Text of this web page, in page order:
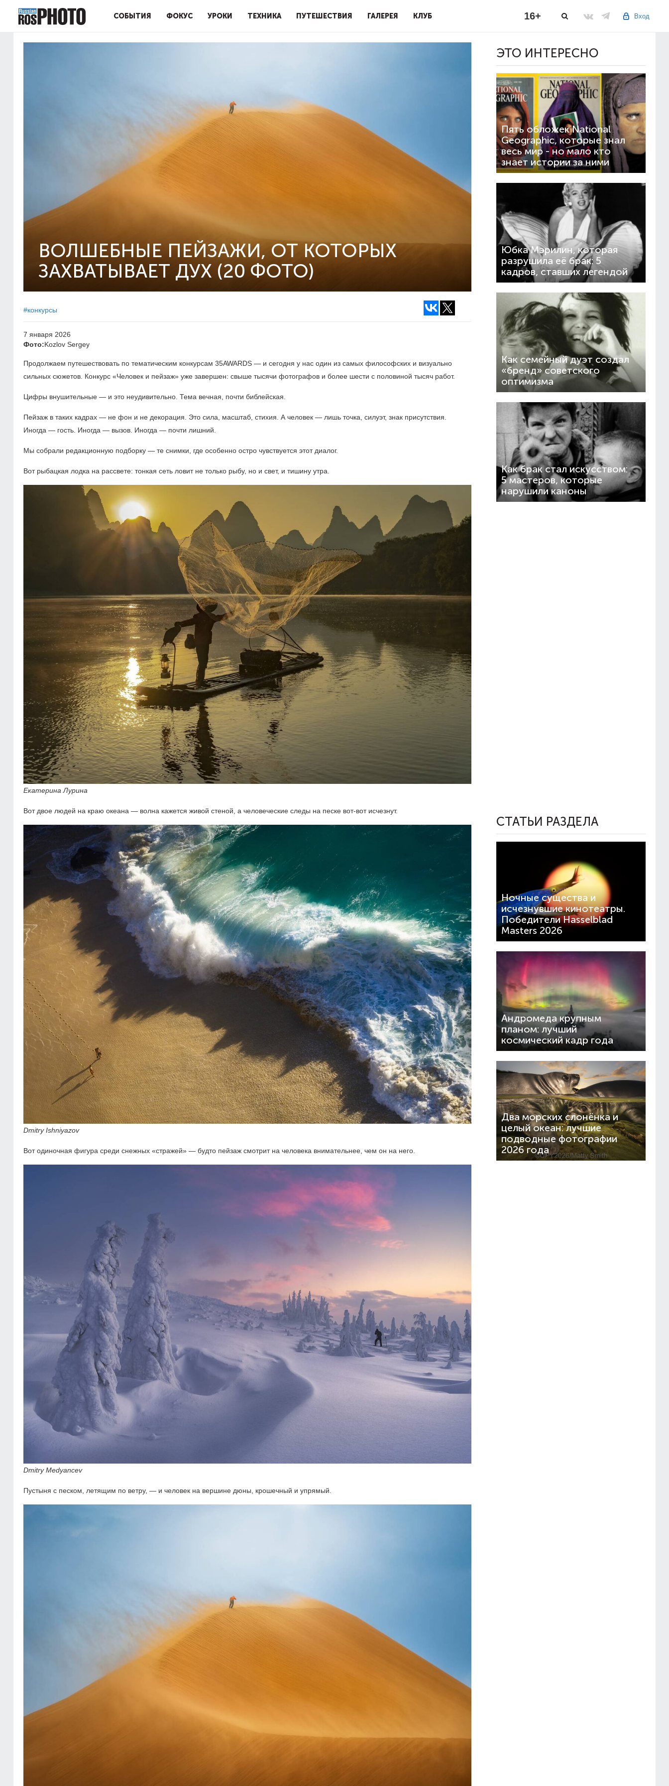
СОБЫТИЯ ФОКУС УРОКИ ТЕХНИКА ПУТЕШЕСТВИЯ ГАЛЕРЕЯ КЛУБ Вход
16+
ВОЛШЕБНЫЕ ПЕЙЗАЖИ, ОТ КОТОРЫХ
ЗАХВАТЫВАЕТ ДУХ (20 ФОТО)
#конкурсы
7 января 2026
Фото:Kozlov Sergey
Продолжаем путешествовать по тематическим конкурсам 35AWARDS — и сегодня у нас один из самых философских и визуально
сильных сюжетов. Конкурс «Человек и пейзаж» уже завершен: свыше тысячи фотографов и более шести с половиной тысяч работ.
Цифры внушительные — и это неудивительно. Тема вечная, почти библейская.
Пейзаж в таких кадрах — не фон и не декорация. Это сила, масштаб, стихия. А человек — лишь точка, силуэт, знак присутствия.
Иногда — гость. Иногда — вызов. Иногда — почти лишний.
Мы собрали редакционную подборку — те снимки, где особенно остро чувствуется этот диалог.
Вот рыбацкая лодка на рассвете: тонкая сеть ловит не только рыбу, но и свет, и тишину утра.
Екатерина Лурина
Вот двое людей на краю океана — волна кажется живой стеной, а человеческие следы на песке вот-вот исчезнут.
Dmitry Ishniyazov
Вот одиночная фигура среди снежных «стражей» — будто пейзаж смотрит на человека внимательнее, чем он на него.
Dmitry Medyancev
Пустыня с песком, летящим по ветру, — и человек на вершине дюны, крошечный и упрямый.
ЭТО ИНТЕРЕСНО
Пять обложек National
Geographic, которые знал
весь мир - но мало кто
знает истории за ними
Юбка Мэрилин, которая
разрушила её брак: 5
кадров, ставших легендой
Как семейный дуэт создал
«бренд» советского
оптимизма
Как брак стал искусством:
5 мастеров, которые
нарушили каноны
СТАТЬИ РАЗДЕЛА
Ночные существа и
исчезнувшие кинотеатры.
Победители Hasselblad
Masters 2026
Андромеда крупным
планом: лучший
космический кадр года
Два морских слонёнка и
целый океан: лучшие
подводные фотографии
2026 года